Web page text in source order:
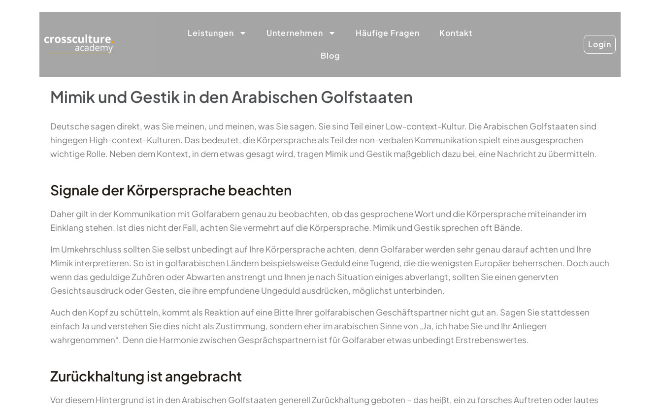
Leistungen Unternehmen Häufige Fragen Kontakt
Blog
Login
Mimik und Gestik in den Arabischen Golfstaaten
Deutsche sagen direkt, was Sie meinen, und meinen, was Sie sagen. Sie sind Teil einer Low-context-Kultur. Die Arabischen Golfstaaten sind
hingegen High-context-Kulturen. Das bedeutet, die Körpersprache als Teil der non-verbalen Kommunikation spielt eine ausgesprochen
wichtige Rolle. Neben dem Kontext, in dem etwas gesagt wird, tragen Mimik und Gestik maßgeblich dazu bei, eine Nachricht zu übermitteln.
Signale der Körpersprache beachten
Daher gilt in der Kommunikation mit Golfarabern genau zu beobachten, ob das gesprochene Wort und die Körpersprache miteinander im
Einklang stehen. Ist dies nicht der Fall, achten Sie vermehrt auf die Körpersprache. Mimik und Gestik sprechen oft Bände.
Im Umkehrschluss sollten Sie selbst unbedingt auf Ihre Körpersprache achten, denn Golfaraber werden sehr genau darauf achten und Ihre
Mimik interpretieren. So ist in golfarabischen Ländern beispielsweise Geduld eine Tugend, die die wenigsten Europäer beherrschen. Doch auch
wenn das geduldige Zuhören oder Abwarten anstrengt und Ihnen je nach Situation einiges abverlangt, sollten Sie einen genervten
Gesichtsausdruck oder Gesten, die ihre empfundene Ungeduld ausdrücken, möglichst unterbinden.
Auch den Kopf zu schütteln, kommt als Reaktion auf eine Bitte Ihrer golfarabischen Geschäftspartner nicht gut an. Sagen Sie stattdessen
einfach Ja und verstehen Sie dies nicht als Zustimmung, sondern eher im arabischen Sinne von „Ja, ich habe Sie und Ihr Anliegen
wahrgenommen“. Denn die Harmonie zwischen Gesprächspartnern ist für Golfaraber etwas unbedingt Erstrebenswertes.
Zurückhaltung ist angebracht
Vor diesem Hintergrund ist in den Arabischen Golfstaaten generell Zurückhaltung geboten – das heißt, ein zu forsches Auftreten oder lautes